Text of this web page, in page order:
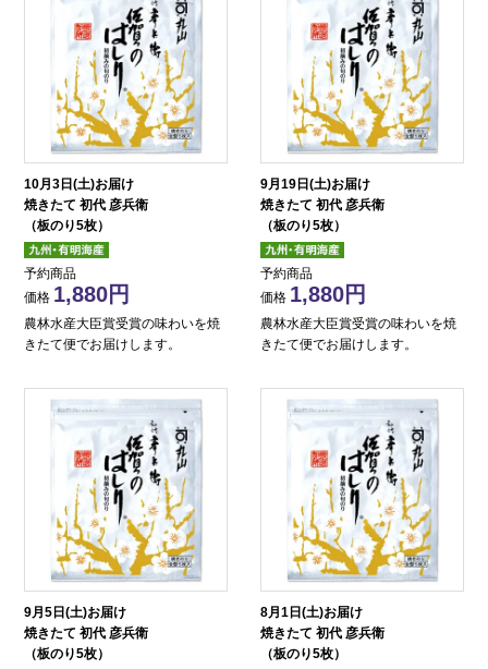
10月3日(土)お届け
焼きたて 初代 彦兵衛
（板のり5枚）
予約商品
価格 1,880
農林水産大臣賞受賞の味わいを焼
きたて便でお届けします。
9月19日(土)お届け
焼きたて 初代 彦兵衛
（板のり5枚）
予約商品
価格 1,880
農林水産大臣賞受賞の味わいを焼
きたて便でお届けします。
9月5日(土)お届け
焼きたて 初代 彦兵衛
（板のり5枚）
8月1日(土)お届け
焼きたて 初代 彦兵衛
（板のり5枚）